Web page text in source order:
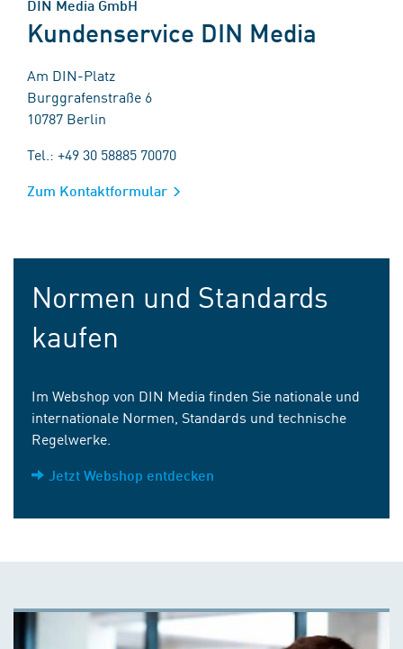
DIN Media GmbH
Kundenservice DIN Media
Am DIN-Platz
Burggrafenstraße 6
10787 Berlin
Tel.: +49 30 58885 70070
Zum Kontaktformular
Normen und Standards
kaufen
Im Webshop von DIN Media finden Sie nationale und
internationale Normen, Standards und technische
Regelwerke.
Jetzt Webshop entdecken